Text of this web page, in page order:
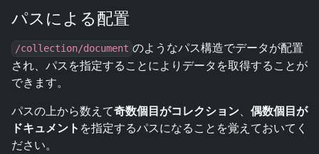
パスによる配置
/collection/document のようなパス構造でデータが配置
され、パスを指定することによりデータを取得することが
できます。
パスの上から数えて奇数個目がコレクション、 偶数個目が
ドキュメント を指定するパスになることを覚えておいてく
ださい。